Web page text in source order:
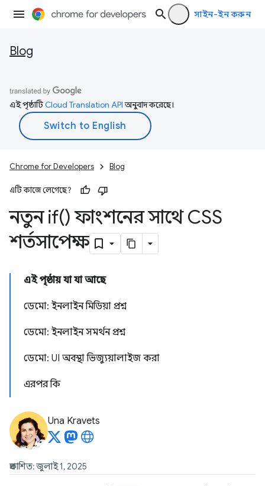
সাইন-ইন করুন
Blog
এই পৃষ্ঠাটিCloud Translation APIঅনুবাদ করেছে।
Chrome for Developers Blog
এটি কাজে লেগেছে?
নতুনif() ফাংশনের সাথে CSS
শর্তসাপেক্ষ
এই পৃষ্ঠায় যা যা আছে
ডেমো: ইনলাইন মিডিয়া প্রশ্ন
ডেমো: ইনলাইন সমর্থন প্রশ্ন
ডেমো: UI অবস্থা ভিজ্যুয়ালাইজ করা
এরপর কি
Una Kravets
প্রকাশিত: জুলাই 1, 2025